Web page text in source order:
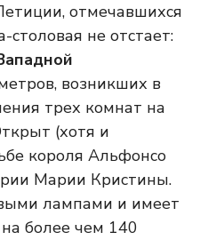
отмечавшихся
столовая не отстает:
возникших в
трех комнат на
(хотя и
короля Альфонсо
Марии Кристины.
лампами и имеет
более чем 140